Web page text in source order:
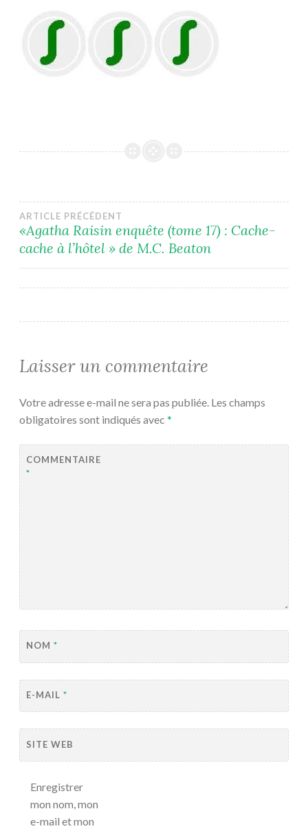
Navigation
de
l’article
ARTICLE PRÉCÉDENT
«Agatha Raisin enquête (tome 17) : Cache-
cache à l’hôtel » de M.C. Beaton
Laisser un commentaire
Votre adresse e-mail ne sera pas publiée. Les champs
obligatoires sont indiqués avec *
COMMENTAIRE
*
NOM *
E-MAIL *
SITE WEB
Enregistrer
mon nom, mon
e-mail et mon